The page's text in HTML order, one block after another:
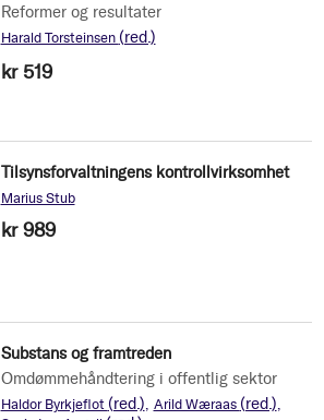
Reformer og resultater
Harald Torsteinsen (red.)
kr 519
Tilsynsforvaltningens kontrollvirksomhet
Marius Stub
kr 989
Substans og framtreden
Omdømmehåndtering i offentlig sektor
Haldor Byrkjeflot (red.) Arild Wæraas (red.)